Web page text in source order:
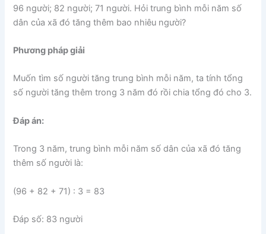
96 người; 82 người; 71 người. Hỏi trung bình mỗi năm số
dân của xã đó tăng thêm bao nhiêu người?
Phương pháp giải
Muốn tìm số người tăng trung bình mỗi năm, ta tính tổng
số người tăng thêm trong 3 năm đó rồi chia tổng đó cho 3.
Đáp án:
Trong 3 năm, trung bình mỗi năm số dân của xã đó tăng
thêm số người là:
(96 + 82 + 71) : 3 = 83
Đáp số: 83 người